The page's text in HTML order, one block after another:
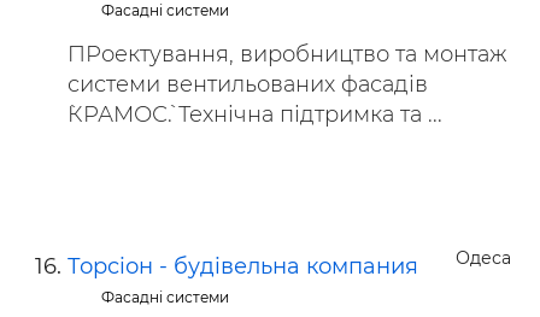
Фасадні системи
ПРоектування, виробництво та монтаж
системи вентильованих фасадів
`КРАМОС`. Технічна підтримка та ...
Одеса
Торсiон - будiвельна компания
Фасадні системи